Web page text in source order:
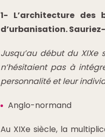
1- L’architecture
d’urbanisation.
Jusqu’au début du
n’hésitaient pas à
personnalité et leur
Anglo-normand
Au XIXe siècle, la